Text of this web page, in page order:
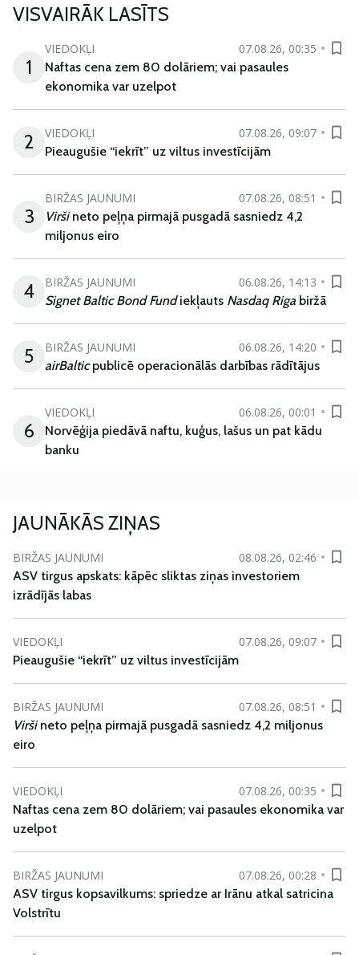
VISVAIRĀK LASĪTS
1
VIEDOKĻI
07.08.26, 00:35
Naftas cena zem 80 dolāriem; vai pasaules
ekonomika var uzelpot
2 VIEDOKĻI
07.08.26, 09:07
Pieaugušie “iekrīt” uz viltus investīcijām
3
BIRŽAS JAUNUMI
07.08.26, 08:51
Viršineto peļņa pirmajā pusgadā sasniedz 4,2
miljonus eiro
4 BIRŽAS JAUNUMI
06.08.26, 14:13
Signet Baltic Bond Fundiekļauts Nasdaq Riga biržā
5 BIRŽAS JAUNUMI
06.08.26, 14:20
airBalticpublicē operacionālās darbības rādītājus
6
VIEDOKĻI
06.08.26, 00:01
Norvēģija piedāvā naftu, kuģus, lašus un pat kādu
banku
JAUNĀKĀS ZIŅAS
BIRŽAS JAUNUMI
08.08.26, 02:46
ASV tirgus apskats: kāpēc sliktas ziņas investoriem
izrādījās labas
VIEDOKĻI
07.08.26, 09:07
Pieaugušie “iekrīt” uz viltus investīcijām
BIRŽAS JAUNUMI
07.08.26, 08:51
Viršineto peļņa pirmajā pusgadā sasniedz 4,2 miljonus
eiro
VIEDOKĻI
07.08.26, 00:35
Naftas cena zem 80 dolāriem; vai pasaules ekonomika var
uzelpot
BIRŽAS JAUNUMI
07.08.26, 00:28
ASV tirgus kopsavilkums: spriedze ar Irānu atkal satricina
Volstrītu